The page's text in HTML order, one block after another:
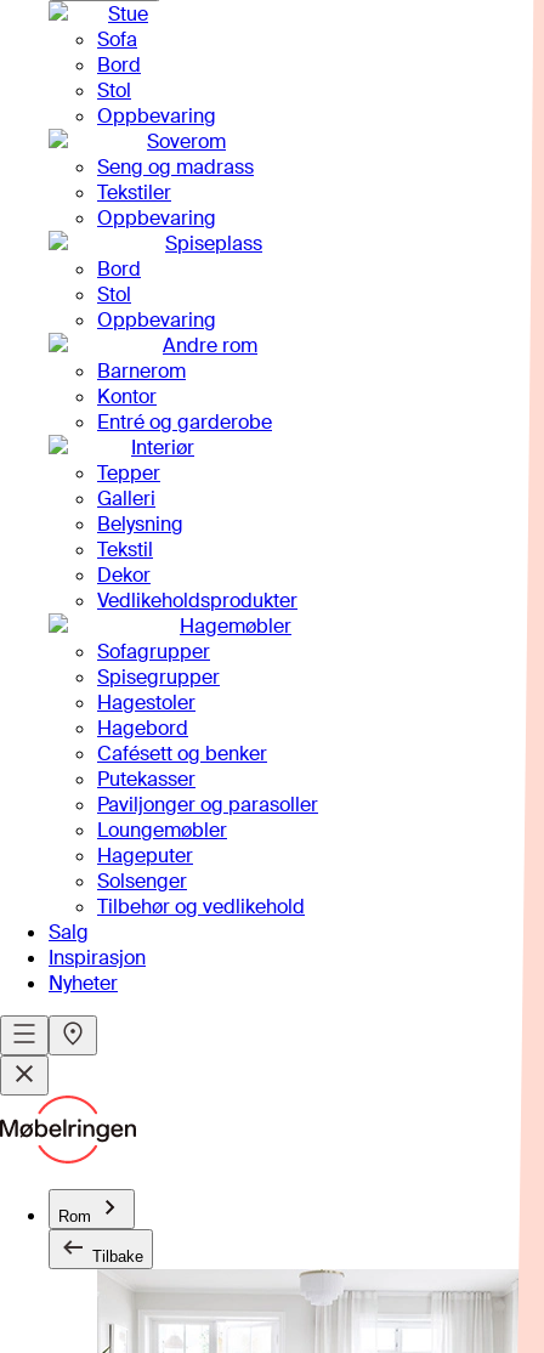
Stue
Sofa
Bord
Stol
Oppbevaring
Soverom
Seng og madrass
Tekstiler
Oppbevaring
Spiseplass
Bord
Stol
Oppbevaring
Andre rom
Barnerom
Kontor
Entré og garderobe
Interiør
Tepper
Galleri
Belysning
Tekstil
Dekor
Vedlikeholdsprodukter
Hagemøbler
Sofagrupper
Spisegrupper
Hagestoler
Hagebord
Cafésett og benker
Putekasser
Paviljonger og parasoller
Loungemøbler
Hageputer
Solsenger
Tilbehør og vedlikehold
Salg
Inspirasjon
Nyheter
Rom
Tilbake